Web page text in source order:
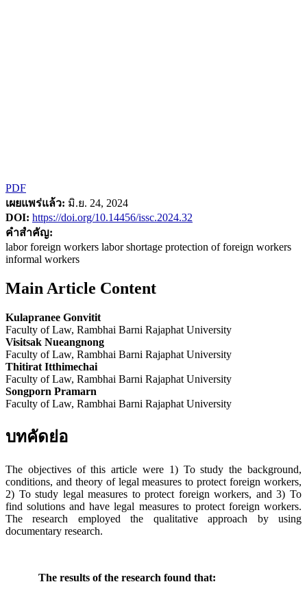
PDF
เผยแพร่แล้ว: มิ.ย. 24, 2024
DOI: https://doi.org/10.14456/issc.2024.32
คำสำคัญ:
labor foreign workers labor shortage protection of foreign workers
informal workers
Main Article Content
Kulapranee Gonvitit
Faculty of Law, Rambhai Barni Rajaphat University
Visitsak Nueangnong
Faculty of Law, Rambhai Barni Rajaphat University
Thitirat Itthimechai
Faculty of Law, Rambhai Barni Rajaphat University
Songporn Pramarn
Faculty of Law, Rambhai Barni Rajaphat University
บทคัดย่อ
The objectives of this article were 1) To study the background,
conditions, and theory of legal measures to protect foreign workers,
2) To study legal measures to protect foreign workers, and 3) To
find solutions and have legal measures to protect foreign workers.
The research employed the qualitative approach by using
documentary research.
The results of the research found that: